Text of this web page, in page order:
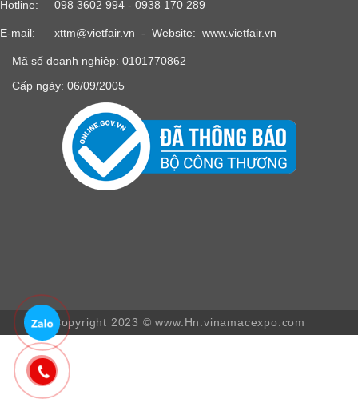
Hotline: 098 3602 994 - 0938 170 289
E-mail: xttm@vietfair.vn - Website: www.vietfair.vn
Mã số doanh nghiệp: 0101770862
Cấp ngày: 06/09/2005
Copyright 2023 © www.Hn.vinamacexpo.com